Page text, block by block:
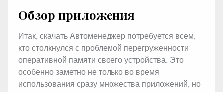
Обзор приложения
Итак, скачать Автоменеджер потребуется всем,
кто столкнулся с проблемой перегруженности
оперативной памяти своего устройства. Это
особенно заметно не только во время
использования сразу множества приложений, но